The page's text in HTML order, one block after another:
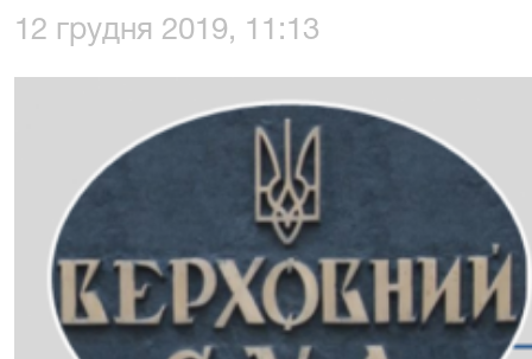
12 грудня 2019, 11:13